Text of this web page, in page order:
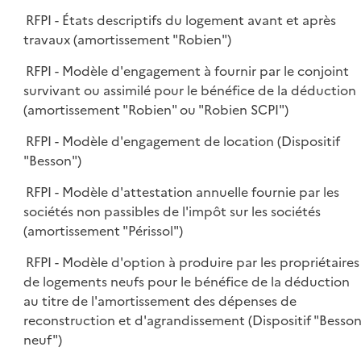
RFPI - États descriptifs du logement avant et après
travaux (amortissement "Robien")
RFPI - Modèle d'engagement à fournir par le conjoint
survivant ou assimilé pour le bénéfice de la déduction
(amortissement "Robien" ou "Robien SCPI")
RFPI - Modèle d'engagement de location (Dispositif
"Besson")
RFPI - Modèle d'attestation annuelle fournie par les
sociétés non passibles de l'impôt sur les sociétés
(amortissement "Périssol")
RFPI - Modèle d'option à produire par les propriétaires
de logements neufs pour le bénéfice de la déduction
au titre de l'amortissement des dépenses de
reconstruction et d'agrandissement (Dispositif "Besson
neuf")